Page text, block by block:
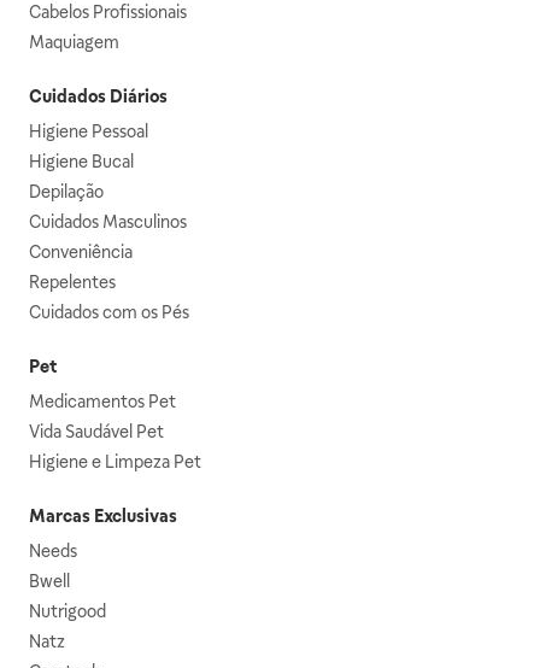
Cabelos Profissionais
Maquiagem
Cuidados Diários
Higiene Pessoal
Higiene Bucal
Depilação
Cuidados Masculinos
Conveniência
Repelentes
Cuidados com os Pés
Pet
Medicamentos Pet
Vida Saudável Pet
Higiene e Limpeza Pet
Marcas Exclusivas
Needs
Bwell
Nutrigood
Natz